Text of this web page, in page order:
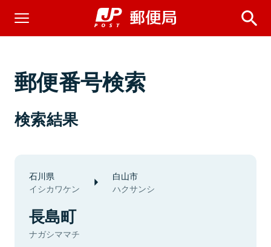
郵便番号検索
検索結果
石川県
イシカワケン
白山市
ハクサンシ
長島町
ナガシママチ